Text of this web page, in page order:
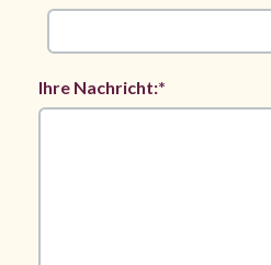
Ihre Nachricht:*